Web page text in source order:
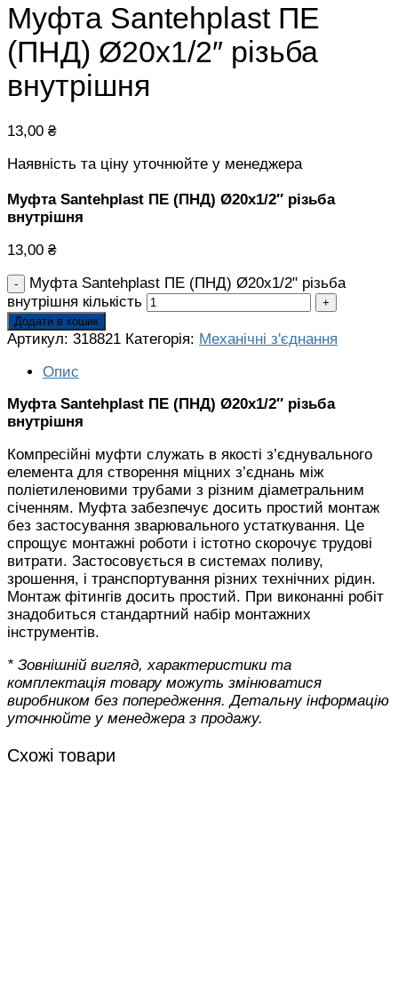
Муфта Santehplast ПЕ
(ПНД) Ø20х1/2″ різьба
внутрішня
13,00 ₴
Наявність та ціну уточнюйте у менеджера
Муфта Santehplast ПЕ (ПНД) Ø20х1/2″ різьба
внутрішня
13,00 ₴
Муфта Santehplast ПЕ (ПНД) Ø20х1/2" різьба
внутрішня кількість
Додати в кошик
Артикул: 318821 Категорія: Механічні з'єднання
Опис
Муфта Santehplast ПЕ (ПНД) Ø20х1/2″ різьба
внутрішня
Компресійні муфти служать в якості з’єднувального
елемента для створення міцних з’єднань між
поліетиленовими трубами з різним діаметральним
січенням. Муфта забезпечує досить простий монтаж
без застосування зварювального устаткування. Це
спрощує монтажні роботи і істотно скорочує трудові
витрати. Застосовується в системах поливу,
зрошення, і транспортування різних технічних рідин.
Монтаж фітингів досить простий. При виконанні робіт
знадобиться стандартний набір монтажних
інструментів.
* Зовнішній вигляд, характеристики та
комплектація товару можуть змінюватися
виробником без попередження. Детальну інформацію
уточнюйте у менеджера з продажу.
Схожі товари